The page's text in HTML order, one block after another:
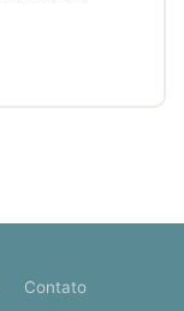
Contato